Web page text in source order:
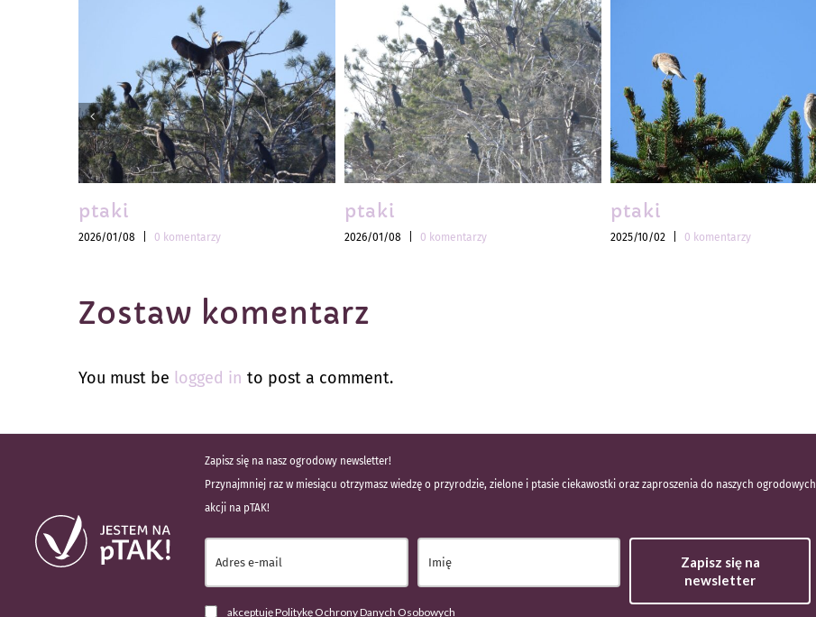
ptaki
2026/01/08 0 komentarzy
ptaki
2026/01/08 0 komentarzy
ptaki
2025/10/02 0 komentarzy
Zostaw komentarz
You must be logged in to post a comment.
Zapisz się na nasz ogrodowy newsletter!
Przynajmniej raz w miesiącu otrzymasz wiedzę o przyrodzie, zielone i ptasie ciekawostki oraz zaproszenia do naszych ogrodowych
akcji na pTAK!
Zapisz się na
newsletter
akceptuję Politykę Ochrony Danych Osobowych